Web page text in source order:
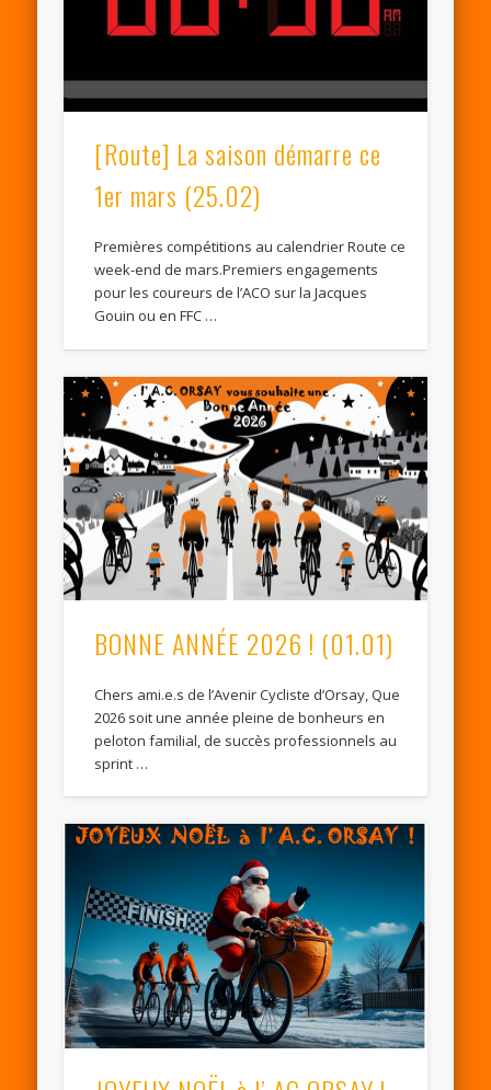
[Route] La saison démarre ce
1er mars (25.02)
Premières compétitions au calendrier Route ce
week-end de mars.Premiers engagements
pour les coureurs de l’ACO sur la Jacques
Gouin ou en FFC …
BONNE ANNÉE 2026 ! (01.01)
Chers ami.e.s de l’Avenir Cycliste d’Orsay, Que
2026 soit une année pleine de bonheurs en
peloton familial, de succès professionnels au
sprint …